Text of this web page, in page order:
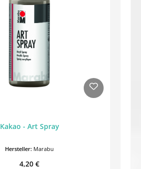
Kakao - Art Spray
Hersteller: Marabu
Regulärer Preis:
4,20 €